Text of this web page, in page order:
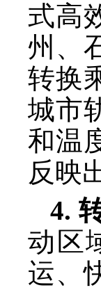
式高
州、
转换
城市
和温
反映
4.
动区
运、